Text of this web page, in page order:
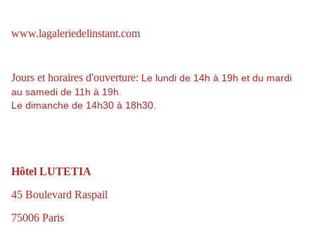
www.lagaleriedelinstant.com
Jours et horaires d'ouverture: Le lundi de 14h à 19h et du mardi
au samedi de 11h à 19h.
Le dimanche de 14h30 à 18h30.
Hôtel LUTETIA
45 Boulevard Raspail
75006 Paris